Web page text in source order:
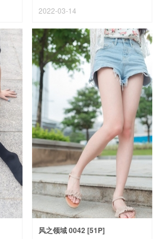
2022-03-14
风之领域 0042 [51P]